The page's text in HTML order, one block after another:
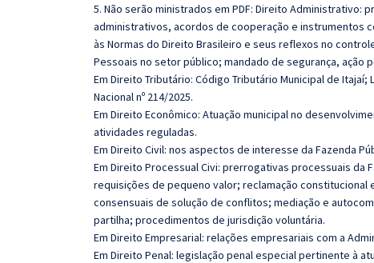
5. Não serão ministrados em PDF: Direito
administrativos, acordos de cooperação e instrumentos
às Normas do Direito Brasileiro e seus reflexos no
Pessoais no setor público; mandado de segurança, ação
Em Direito Tributário: Código Tributário Municipal de
Nacional nº 214/2025.
Em Direito Econômico: Atuação municipal no
atividades reguladas.
Em Direito Civil: nos aspectos de interesse da Fazenda
Em Direito Processual Civi: prerrogativas processuais
requisições de pequeno valor; reclamação
consensuais de solução de conflitos; mediação e
partilha; procedimentos de jurisdição voluntária.
Em Direito Empresarial: relações empresariais com a
Em Direito Penal: legislação penal especial pertinente à